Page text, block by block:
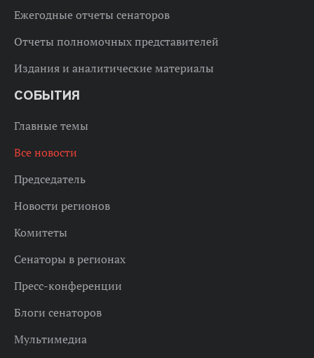
Ежегодные отчеты сенаторов
Отчеты полномочных представителей
Издания и аналитические материалы
СОБЫТИЯ
Главные темы
Все новости
Председатель
Новости регионов
Комитеты
Сенаторы в регионах
Пресс-конференции
Блоги сенаторов
Мультимедиа